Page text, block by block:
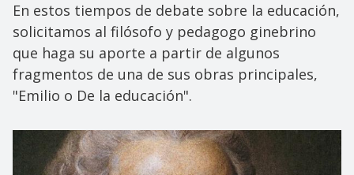
En estos tiempos de debate sobre la educación,
solicitamos al filósofo y pedagogo ginebrino
que haga su aporte a partir de algunos
fragmentos de una de sus obras principales,
"Emilio o De la educación".